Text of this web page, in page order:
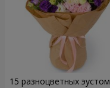
15 разноцветных эустом